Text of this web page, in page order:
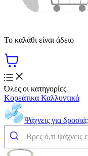
Το καλάθι είναι άδειο
Όλες οι κατηγορίες
Κορεάτικα Καλλυντικά
Ψάχνεις για δροσιά;